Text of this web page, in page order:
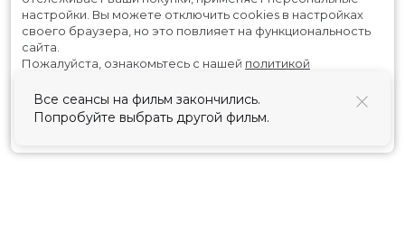
настройки. Вы можете отключить cookies в настройках
своего браузера, но это повлияет на функциональность
сайта.
Пожалуйста, ознакомьтесь с нашей политикой
Принять